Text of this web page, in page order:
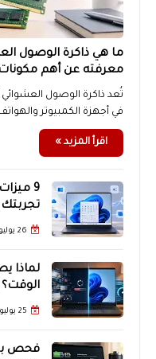
معرفته عن أهم
في أجهزة الكمبيوتر
اقرأ المزيد »
تجربتك
26 يوليو 2026
لماذا
25 يوليو 2026
فحص